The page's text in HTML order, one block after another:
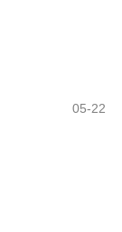
05-22